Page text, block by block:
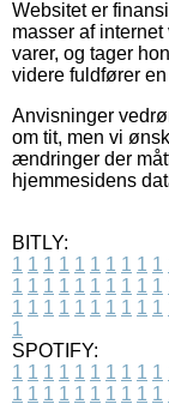
Websitet er
masser af
varer, og tager
videre fuldfører
Anvisninger
om tit, men vi
ændringer der
hjemmesidens
BITLY:
1 1 1 1 1 1 1 1 1 1
1 1 1 1 1 1 1 1 1 1
1 1 1 1 1 1 1 1 1 1
1
SPOTIFY:
1 1 1 1 1 1 1 1 1 1
1 1 1 1 1 1 1 1 1 1